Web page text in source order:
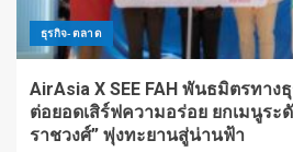
ธุรกิจ-ตลาด
AirAsia X SEE FAH พันธมิตรทาง
ต่อยอดเสิร์ฟความอร่อย ยกเมนูระ
ราชวงศ์” พุ่งทะยานสู่น่านฟ้า